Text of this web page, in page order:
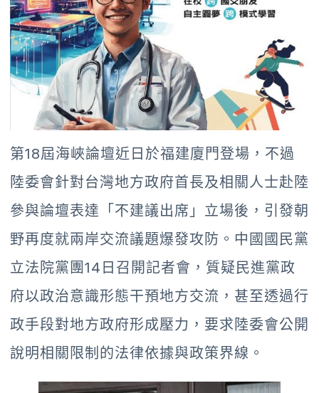
第18屆海峽論壇近日於福建廈門登場，不過
陸委會針對台灣地方政府首長及相關人士赴陸
參與論壇表達「不建議出席」立場後，引發朝
野再度就兩岸交流議題爆發攻防。中國國民黨
立法院黨團14日召開記者會，質疑民進黨政
府以政治意識形態干預地方交流，甚至透過行
政手段對地方政府形成壓力，要求陸委會公開
說明相關限制的法律依據與政策界線。